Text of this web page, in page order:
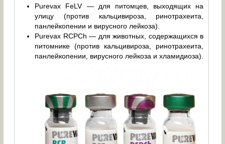
Purevax FeLV — для питомцев, выходящих на
улицу (против кальцивироза, ринотрахеита,
панлейкопении и вирусного лейкоза).
Purevax RCPCh — для животных, содержащихся в
питомнике (против кальцивироза, ринотрахеита,
панлейкопении, вирусного лейкоза и хламидиоза).